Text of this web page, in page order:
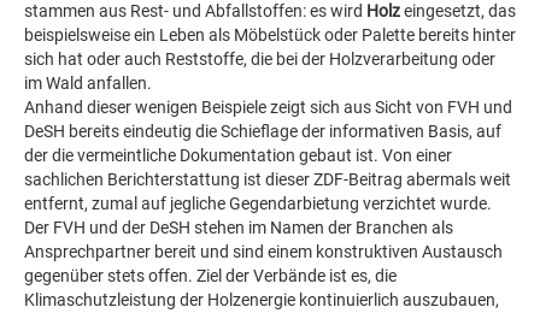
stammen aus Rest- und Abfallstoffen: es wird Holzeingesetzt, das
beispielsweise ein Leben als Möbelstück oder Palette bereits hinter
sich hat oder auch Reststoffe, die bei der Holzverarbeitung oder
im Wald anfallen.
Anhand dieser wenigen Beispiele zeigt sich aus Sicht von FVH und
DeSH bereits eindeutig die Schieflage der informativen Basis, auf
der die vermeintliche Dokumentation gebaut ist. Von einer
sachlichen Berichterstattung ist dieser ZDF-Beitrag abermals weit
entfernt, zumal auf jegliche Gegendarbietung verzichtet wurde.
Der FVH und der DeSH stehen im Namen der Branchen als
Ansprechpartner bereit und sind einem konstruktiven Austausch
gegenüber stets offen. Ziel der Verbände ist es, die
Klimaschutzleistung der Holzenergie kontinuierlich auszubauen,